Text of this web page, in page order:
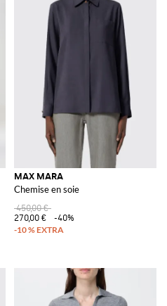
MAX MARA
Chemise en soie
450,00 €
270,00 €
-40%